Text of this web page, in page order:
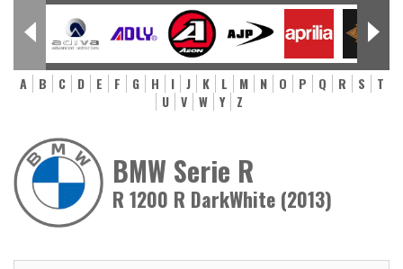
A B C D E F G H I J K L M N O P Q R S
T
U
V W Y Z
BMW Serie R
R 1200 R DarkWhite (2013)